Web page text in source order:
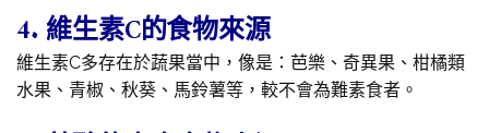
4. 維生素C的食物來源
維生素C多存在於蔬果當中，像是：芭樂、奇異果、柑橘類
水果、青椒、秋葵、馬鈴薯等，較不會為難素食者。